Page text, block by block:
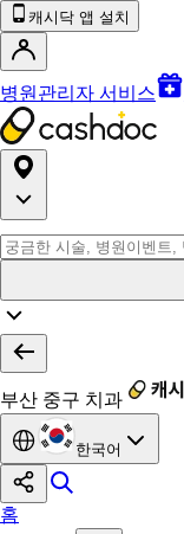
캐시닥 앱 설치
병원관리자 서비스
부산 중구 치과
한국어
홈